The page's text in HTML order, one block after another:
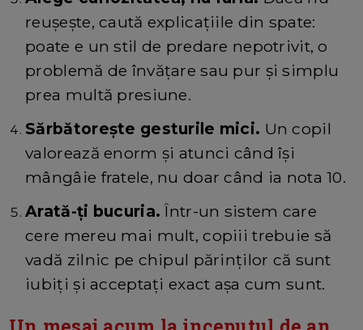
reușește, caută explicațiile din spate:
poate e un stil de predare nepotrivit, o
problemă de învățare sau pur și simplu
prea multă presiune.
Sărbătorește gesturile mici. Un copil
valorează enorm și atunci când își
mângâie fratele, nu doar când ia nota 10.
Arată-ți bucuria. Într-un sistem care
cere mereu mai mult, copiii trebuie să
vadă zilnic pe chipul părinților că sunt
iubiți și acceptați exact așa cum sunt.